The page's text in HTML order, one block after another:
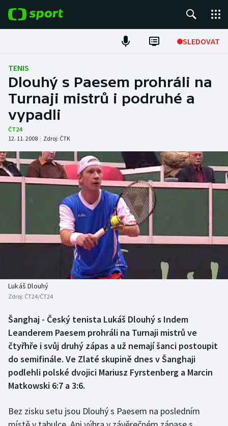
SLEDOVAT
Fotbal
Hokej
Tenis
Atletika
Cyklistika
DALŠÍ SPORTY
Americký fotbal
Baseball a softbal
Biatlon
Box
Curling
Dostihy
Florbal
NEPŘEHLÉDNĚTE
Soutěže
Historické návraty
Aplikace ČT sport
TENIS
Dlouhý s Paesem prohráli na
Turnaji mistrů i podruhé a
vypadli
ČT24
12. 11. 2008 | Zdroj: ČTK
Lukáš Dlouhý
Zdroj: ČT24/ČT24
Šanghaj - Český tenista Lukáš Dlouhý s Indem
Leanderem Paesem prohráli na Turnaji mistrů ve
čtyřhře i svůj druhý zápas a už nemají šanci postoupit
do semifinále. Ve Zlaté skupině dnes v Šanghaji
podlehli polské dvojici Mariusz Fyrstenberg a Marcin
Matkowski 6:7 a 3:6.
Bez zisku setu jsou Dlouhý s Paesem na posledním